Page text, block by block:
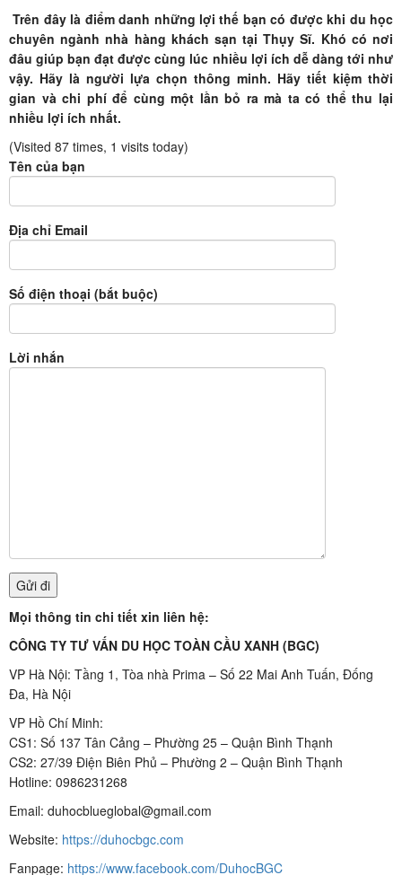
Trên đây là điểm danh những lợi thế bạn có được khi du học
chuyên ngành nhà hàng khách sạn tại Thụy Sĩ. Khó có nơi
đâu giúp bạn đạt được cùng lúc nhiều lợi ích dễ dàng tới như
vậy. Hãy là người lựa chọn thông minh. Hãy tiết kiệm thời
gian và chi phí để cùng một lần bỏ ra mà ta có thể thu lại
nhiều lợi ích nhất.
(Visited 87 times, 1 visits today)
Tên của bạn
Địa chỉ Email
Số điện thoại (bắt buộc)
Lời nhắn
Mọi thông tin chi tiết xin liên hệ:
CÔNG TY TƯ VẤN DU HỌC TOÀN CẦU XANH (BGC)
VP Hà Nội: Tầng 1, Tòa nhà Prima – Số 22 Mai Anh Tuấn, Đống
Đa, Hà Nội
VP Hồ Chí Minh:
CS1: Số 137 Tân Cảng – Phường 25 – Quận Bình Thạnh
CS2: 27/39 Điện Biên Phủ – Phường 2 – Quận Bình Thạnh
Hotline: 0986231268
Email: duhocblueglobal@gmail.com
Website: https://duhocbgc.com
Fanpage: https://www.facebook.com/DuhocBGC